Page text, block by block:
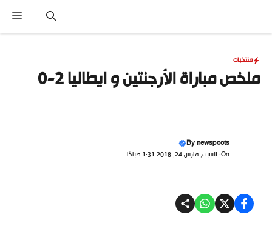
المحتوى
منتخبات
ملخص مباراة الأرجنتين و ايطاليا 2-0
Bynewspoots
On: السبت, مارس 24, 2018 1:31 صباحًا